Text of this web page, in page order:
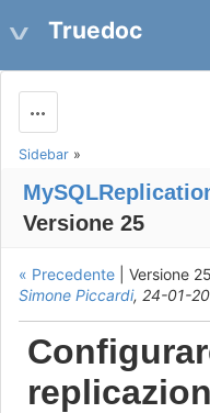
Truedoc
Sidebar »
Versione 25
« Precedente | Versione
Simone Piccardi, 24-01-